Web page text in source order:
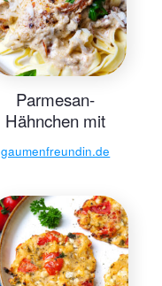
Parmesan-
Hähnchen mit
cremiger Soße
gaumenfreundin.de